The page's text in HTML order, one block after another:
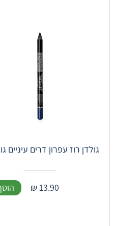
גולדן רוז עפרון דרים עיניים גוון
13.90
₪